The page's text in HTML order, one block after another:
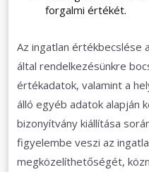
forgalmi értékét.
Az ingatlan értékbecslése
által rendelkezésünkre
értékadatok, valamint a
álló egyéb adatok alapján
bizonyítvány kiállítása
figyelembe veszi az
megközelíthetőségét,